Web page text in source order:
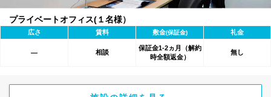
プライベートオフィス(１名様）
広さ 賃料 敷金(保証金) 礼金
― 相談
保証金1-2ヵ月（解約
時全額返金）
無し